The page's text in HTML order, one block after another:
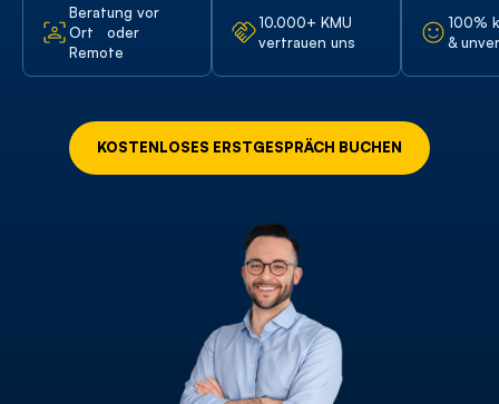
Beratung vor
Ort oder
Remote
10.000+ KMU
vertrauen uns
100%
&
KOSTENLOSES ERSTGESPRÄCH BUCHEN